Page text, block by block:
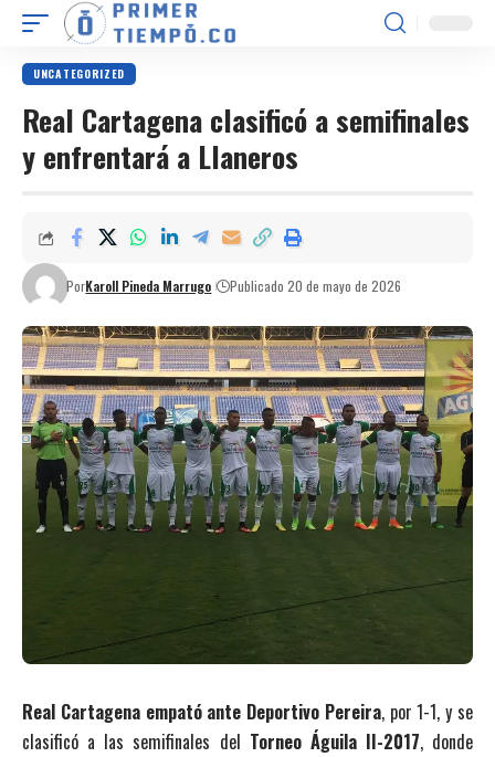
UNCATEGORIZED
Real Cartagena clasificó a semifinales
y enfrentará a Llaneros
PorKaroll Pineda Marrugo Publicado 20 de mayo de 2026
Real Cartagena empató ante Deportivo Pereira, por 1-1, y se
clasificó a las semifinales del Torneo Águila II-2017, donde